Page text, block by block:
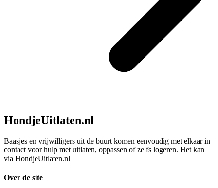
HondjeUitlaten.nl
Baasjes en vrijwilligers uit de buurt komen eenvoudig met elkaar in
contact voor hulp met uitlaten, oppassen of zelfs logeren. Het kan
via HondjeUitlaten.nl
Over de site